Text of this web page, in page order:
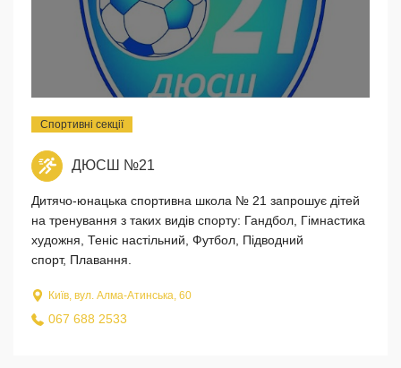
Спортивні секції
ДЮСШ №21
Дитячо-юнацька спортивна школа № 21 запрошує дітей
на тренування з таких видів спорту: Гандбол, Гімнастика
художня, Теніс настільний, Футбол, Підводний
спорт, Плавання.
Київ, вул. Алма-Атинська, 60
067 688 2533